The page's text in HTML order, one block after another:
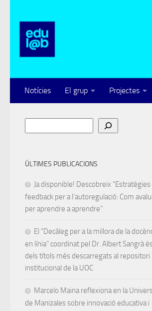
Notícies El grup Projectes
ÚLTIMES PUBLICACIONS
Ja disponible! Descobreix “Estratègies
feedback per a l’autoregulació: Com
per aprendre a aprendre”
El “Decàleg per a la millora de la
en línia” coordinat pel Dr. Albert Sangrà
dels títols més descarregats al repositori
institucional de la UOC
Marcelo Maina reflexiona en la
de Manizales sobre innovació educativa i